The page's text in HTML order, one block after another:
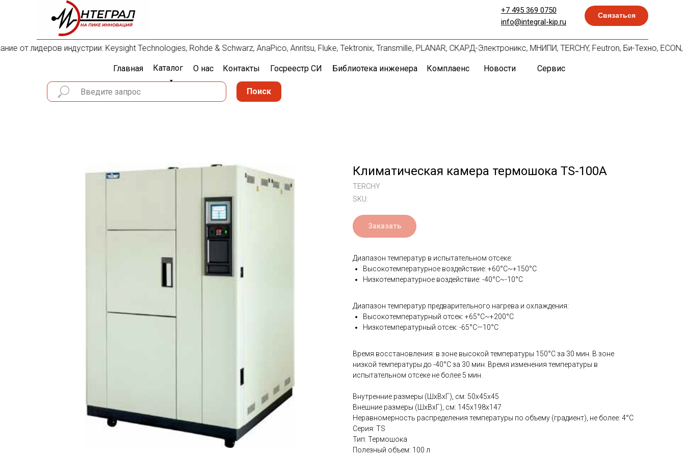
Связаться
+7 495 369 0750
info@integral-kip.ru
от лидеров индустрии: Keysight Technologies, Rohde & Schwarz, AnaPico, Anritsu, Fluke, Tektronix, Transmille, PLANAR, СКАРД-Электроникс, МНИПИ, TERCHY, Feutron, Би-Техно, ECON,
Главная Каталог О нас Контакты Госреестр СИ Библиотека инженера Комплаенс Новости Сервис
Поиск
Климатическая камера термошока TS-100A
TERCHY
SKU:
Заказать
Диапазон температур в испытательном отсеке:
Высокотемпературное воздействие: +60°С~+150°С
Низкотемпературное воздействие: -40°С~-10°С
Диапазон температур предварительного нагрева и охлаждения:
Высокотемпературный отсек: +65°С~+200°С
Низкотемпературный отсек: -65°С—10°С
Время восстановления: в зоне высокой температуры 150°С за 30 мин. В зоне
низкой температуры до -40°С за 30 мин. Время изменения температуры в
испытательном отсеке не более 5 мин.
Внутренние размеры (ШхВхГ), см: 50x45x45
Внешние размеры (ШхВхГ), см: 145x198x147
Неравномерность распределения температуры по объему (градиент), не более: 4°С
Серия: TS
Тип: Термошока
Полезный объем: 100 л